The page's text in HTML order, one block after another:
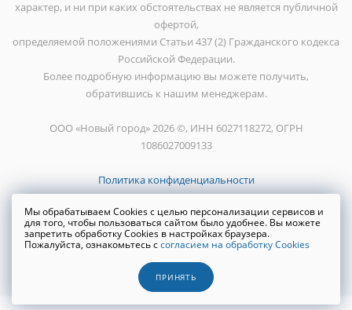
характер, и ни при каких обстоятельствах не является публичной
офертой,
определяемой положениями Статьи 437 (2) Гражданского кодекса
Российской Федерации.
Более подробную информацию вы можете получить,
обратившись к нашим менеджерам.
ООО «Новый город» 2026 ©, ИНН 6027118272, ОГРН
1086027009133
Политика конфиденциальности
Создание сайта WRP
Мы обрабатываем Cookies с целью персонализации сервисов и
для того, чтобы пользоваться сайтом было удобнее. Вы можете
запретить обработку Cookies в настройках браузера.
Пожалуйста, ознакомьтесь ссогласием на обработку Cookies
ПРИНЯТЬ